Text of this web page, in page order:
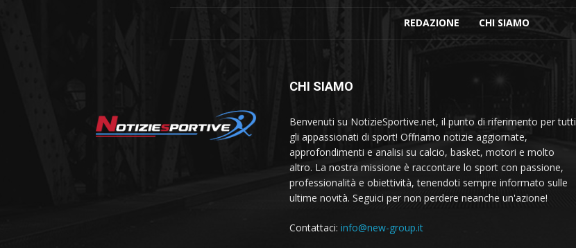
REDAZIONE CHI SIAMO
CHI SIAMO
Benvenuti su NotizieSportive.net, il punto di riferimento per tutti
gli appassionati di sport! Offriamo notizie aggiornate,
approfondimenti e analisi su calcio, basket, motori e molto
altro. La nostra missione è raccontare lo sport con passione,
professionalità e obiettività, tenendoti sempre informato sulle
ultime novità. Seguici per non perdere neanche un'azione!
Contattaci: info@new-group.it